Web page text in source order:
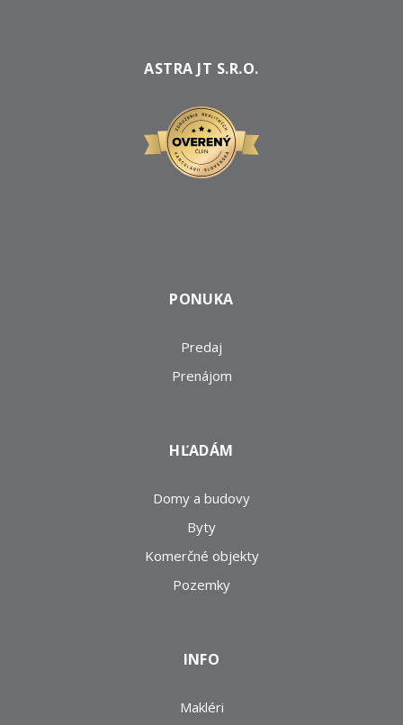
ASTRA JT S.R.O.
PONUKA
Predaj
Prenájom
HĽADÁM
Domy a budovy
Byty
Komerčné objekty
Pozemky
INFO
Makléri